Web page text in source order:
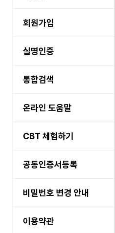
회원가입
실명인증
통합검색
온라인 도움말
CBT 체험하기
공동인증서등록
비밀번호 변경 안내
이용약관